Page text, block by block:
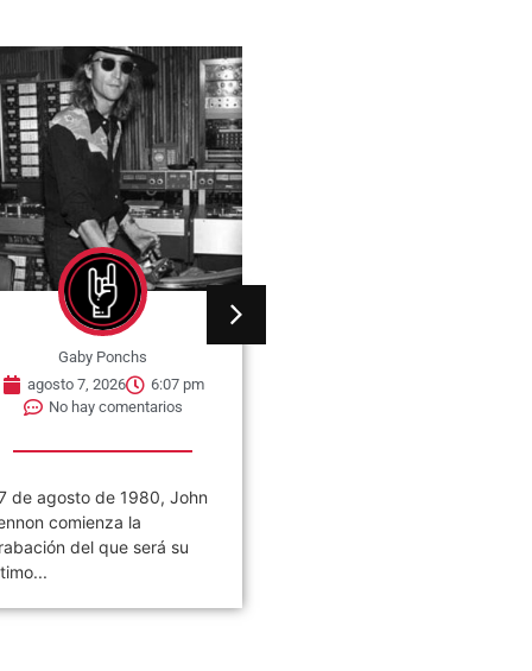
Gaby Ponchs
agosto 7, 2026
6:07 pm
No hay comentarios
de agosto de 1980, John
comienza la
del que será su